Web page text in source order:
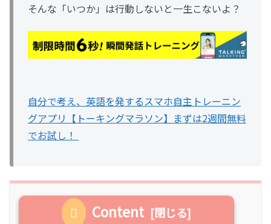
そんな「いつか」は行動しないと一生こないよ？
自分で考え、英語を発するスマホ自主トレーニン
グアプリ【トーキングマラソン】まずは2週間無料
でお試し！
Content